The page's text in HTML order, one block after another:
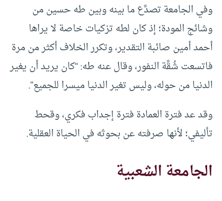
وفي الجامعة تصدَّع ما بينه وبين طه حسين من
وشائج المودة؛ إذ كان لطه تزكيات خاصة لا يراها
أحمد أمين صائبة التقدير، وتكرر الخلاف أكثر من مرة
فاتسعت شُقَّة النفور، وقال عنه طه: “كان يريد أن يغير
الدنيا من حوله، وليس تغير الدنيا ميسرا للجميع”.
وقد عد فترة العمادة فترة إجداب فكري، وقحط
تأليفي؛ لأنها صرفته عن بحوثه في الحياة العقلية.
الجامعة الشعبية